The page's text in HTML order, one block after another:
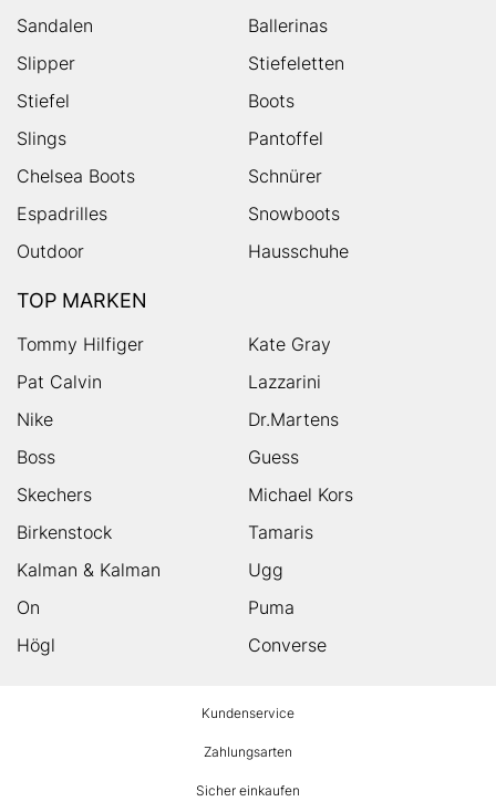
Sandalen
Ballerinas
Slipper
Stiefeletten
Stiefel
Boots
Slings
Pantoffel
Chelsea Boots
Schnürer
Espadrilles
Snowboots
Outdoor
Hausschuhe
TOP MARKEN
Tommy Hilfiger
Kate Gray
Pat Calvin
Lazzarini
Nike
Dr.Martens
Boss
Guess
Skechers
Michael Kors
Birkenstock
Tamaris
Kalman & Kalman
Ugg
On
Puma
Högl
Converse
Kundenservice
Zahlungsarten
Sicher einkaufen